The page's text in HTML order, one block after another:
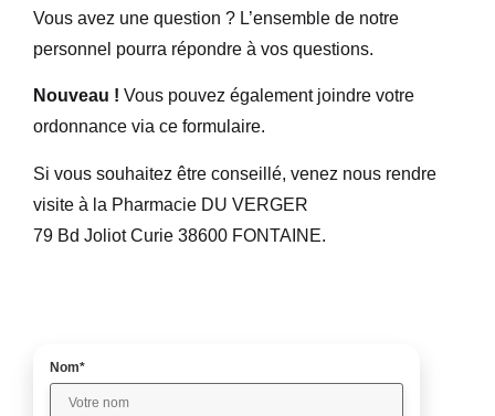
Vous avez une question ? L’ensemble de notre
personnel pourra répondre à vos questions.
Nouveau ! Vous pouvez également joindre votre
ordonnance via ce formulaire.
Si vous souhaitez être conseillé, venez nous rendre
visite à la Pharmacie DU VERGER
79 Bd Joliot Curie 38600 FONTAINE.
Nom*